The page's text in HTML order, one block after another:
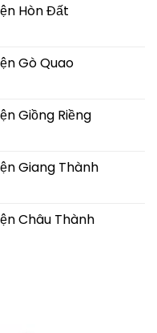
Hòn Đất
Gò Quao
Giồng Riềng
Giang Thành
Châu Thành